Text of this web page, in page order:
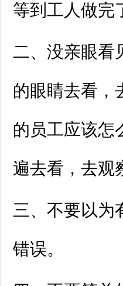
等到工人做完
二、没亲眼看
的眼睛去看，
的员工应该怎
遍去看，去观
三、不要以为
错误。